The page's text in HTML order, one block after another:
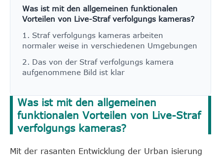
Was ist mit den allgemeinen
funktionalen Vorteilen von Live-Straf
verfolgungs kameras?
Mit der rasanten Entwicklung der Urban isierung
Was ist mit den allgemeinen funktionalen
Vorteilen von Live-Straf verfolgungs kameras?
1. Straf verfolgungs kameras arbeiten
normaler weise in verschiedenen Umgebungen
2. Das von der Straf verfolgungs kamera
aufgenommene Bild ist klar